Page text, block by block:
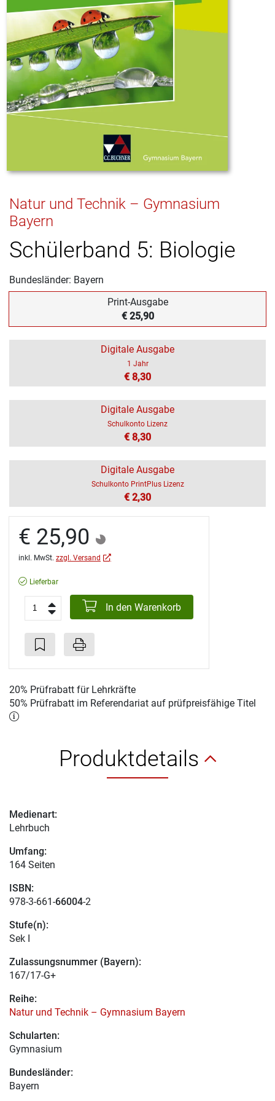
Natur und Technik – Gymnasium
Bayern
Schülerband 5: Biologie
Bundesländer: Bayern
Print-Ausgabe
€ 25,90
Digitale Ausgabe
1 Jahr
€ 8,30
Digitale Ausgabe
Schulkonto Lizenz
€ 8,30
Digitale Ausgabe
Schulkonto PrintPlus Lizenz
€ 2,30
€ 25,90
inkl. MwSt. zzgl. Versand
Lieferbar
In den Warenkorb
20% Prüfrabatt für Lehrkräfte
50% Prüfrabatt im Referendariat auf prüfpreisfähige Titel
Produktdetails
Medienart:
Lehrbuch
Umfang:
164 Seiten
ISBN:
978-3-661-66004-2
Stufe(n):
Sek I
Zulassungsnummer (Bayern):
167/17-G+
Reihe:
Natur und Technik – Gymnasium Bayern
Schularten:
Gymnasium
Bundesländer:
Bayern